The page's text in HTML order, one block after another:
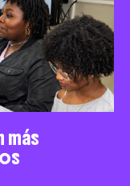
más